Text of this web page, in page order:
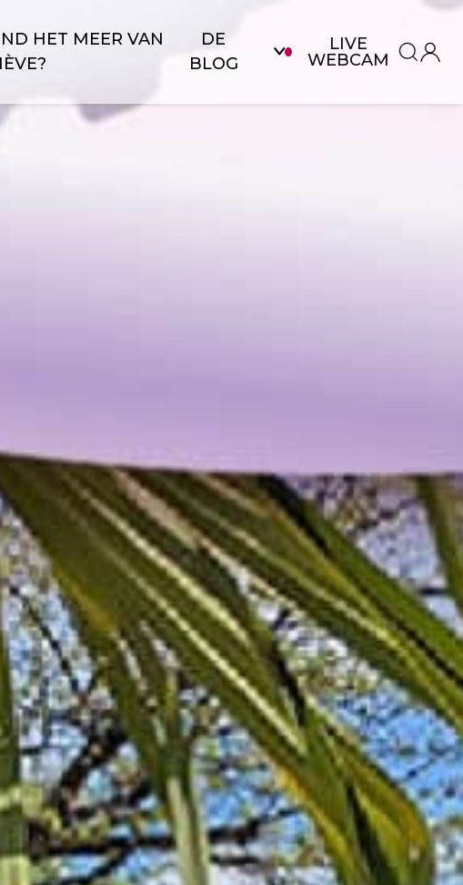
HET MEER VAN
DE
BLOG
LIVE
WEBCAM